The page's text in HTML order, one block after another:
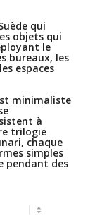
qui
objets qui
le
bureaux, les
espaces
minimaliste
à
trilogie
chaque
simples
pendant des